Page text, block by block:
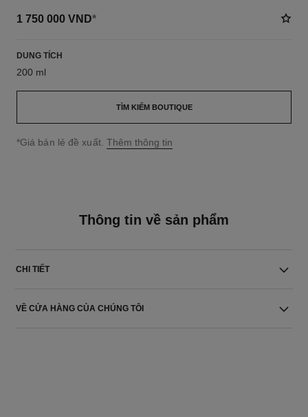
1 750 000 VND*
DUNG TÍCH
200 ml
TÌM KIẾM BOUTIQUE
↩
*Giá bán lẻ đề xuất. Thêm thông tin
Thông tin về sản phẩm
CHI TIẾT
VỀ CỬA HÀNG CỦA CHÚNG TÔI